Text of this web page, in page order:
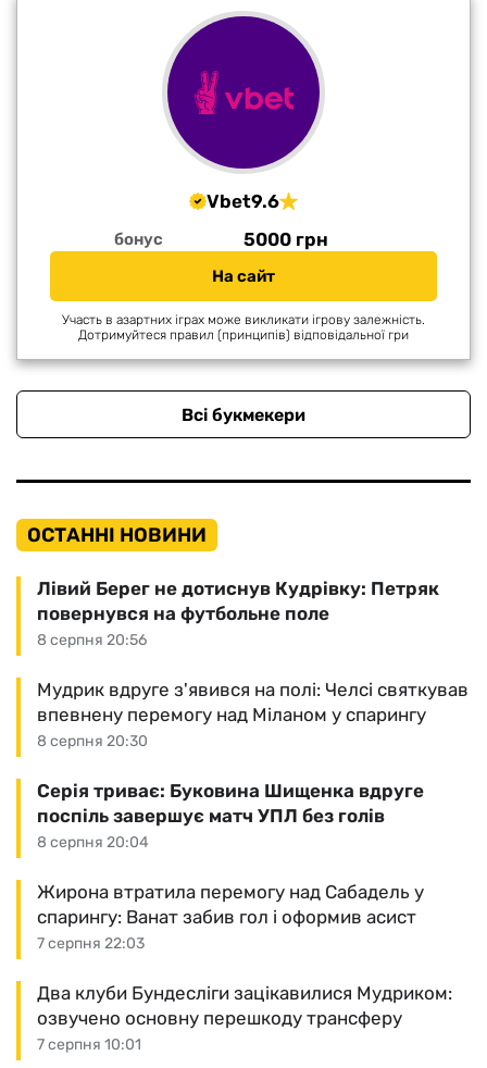
Vbet9.6
бонус 5000 грн
На сайт
Участь в азартних іграх може викликати ігрову залежність.
Дотримуйтеся правил (принципів) відповідальної гри
Всі букмекери
ОСТАННІ НОВИНИ
8 серпня 20:56
Лівий Берег не дотиснув Кудрівку: Петряк
повернувся на футбольне поле
8 серпня 20:30
Мудрик вдруге з'явився на полі: Челсі святкував
впевнену перемогу над Міланом у спарингу
8 серпня 20:04
Серія триває: Буковина Шищенка вдруге
поспіль завершує матч УПЛ без голів
7 серпня 22:03
Жирона втратила перемогу над Сабадель у
спарингу: Ванат забив гол і оформив асист
7 серпня 10:01
Два клуби Бундесліги зацікавилися Мудриком:
озвучено основну перешкоду трансферу